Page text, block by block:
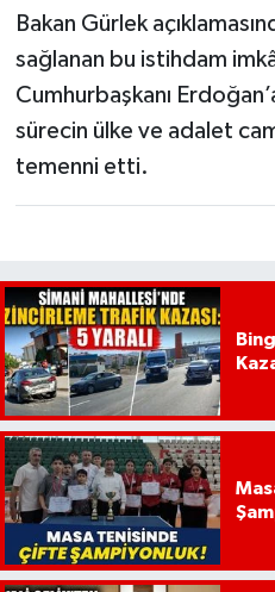
Bakan Gürlek
sağlanan bu istihdam
Cumhurbaşkanı
sürecin ülke ve adalet
temenni etti.